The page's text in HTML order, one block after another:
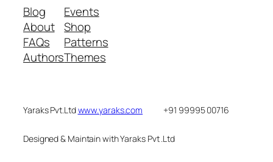
Blog
About
FAQs
Authors
Events
Shop
Patterns
Themes
Yaraks Pvt.Ltdwww.yaraks.com +91 99995 00716
Designed & Maintain with Yaraks Pvt .Ltd